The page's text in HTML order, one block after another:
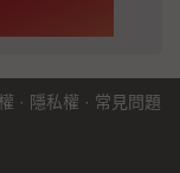
· 隱私權 · 常見問題